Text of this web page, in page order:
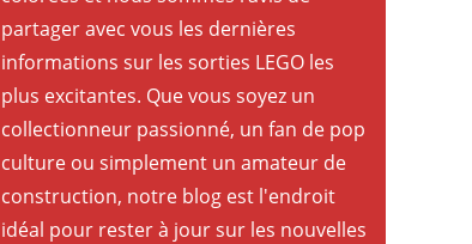
partager avec vous les dernières
informations sur les sorties LEGO les
plus excitantes. Que vous soyez un
collectionneur passionné, un fan de pop
culture ou simplement un amateur de
construction, notre blog est l'endroit
idéal pour rester à jour sur les nouvelles